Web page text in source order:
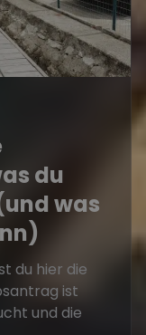
du
was
du hier die
ist
und die